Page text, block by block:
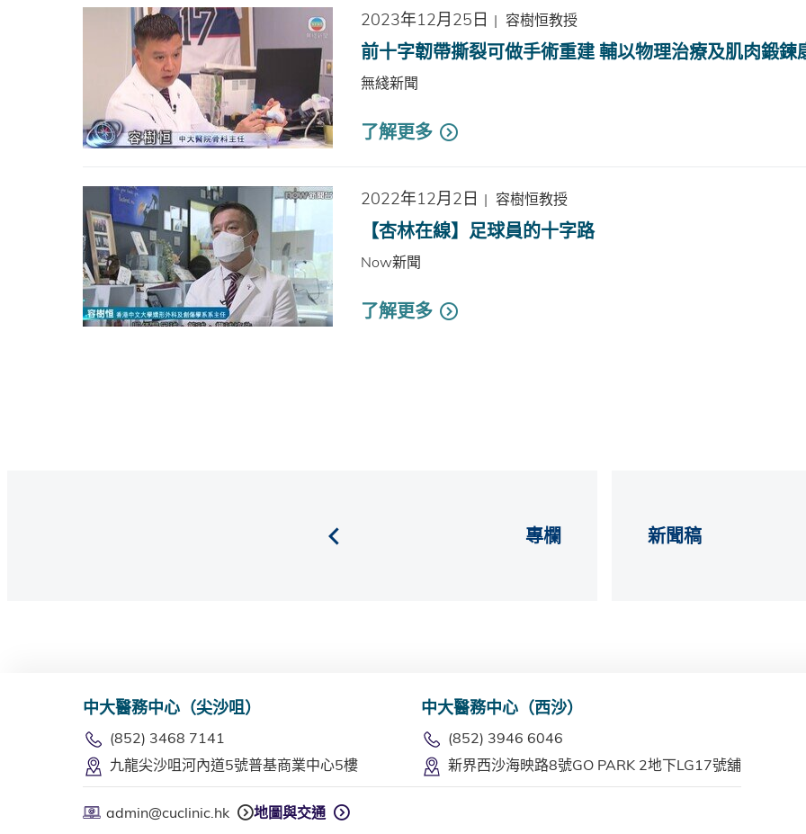
2023年12月25日 | 容樹恒教授
前十字韌帶撕裂可做手術重建 輔以物理治療及肌肉鍛鍊
無綫新聞
了解更多
2022年12月2日 | 容樹恒教授
【杏林在線】足球員的十字路
Now新聞
了解更多
專欄 新聞稿
中大醫務中心（尖沙咀）
(852) 3468 7141
九龍尖沙咀河內道5號普基商業中心5樓
中大醫務中心（西沙）
(852) 3946 6046
新界西沙海映路8號GO PARK 2地下LG17號舖
admin@cuclinic.hk 地圖與交通